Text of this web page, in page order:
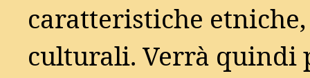
caratteristiche
culturali. Verrà quindi